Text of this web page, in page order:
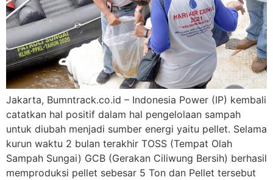
Jakarta, Bumntrack.co.id – Indonesia Power (IP) kembali
catatkan hal positif dalam hal pengelolaan sampah
untuk diubah menjadi sumber energi yaitu pellet. Selama
kurun waktu 2 bulan terakhir TOSS (Tempat Olah
Sampah Sungai) GCB (Gerakan Ciliwung Bersih) berhasil
memproduksi pellet sebesar 5 Ton dan Pellet tersebut